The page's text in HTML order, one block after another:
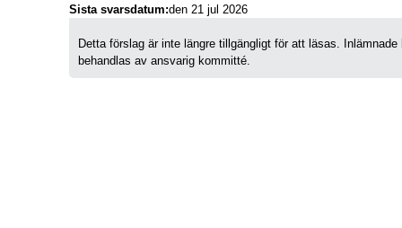
Sista svarsdatum:den 21 jul 2026
Detta förslag är inte längre tillgängligt för att läsas.
behandlas av ansvarig kommitté.